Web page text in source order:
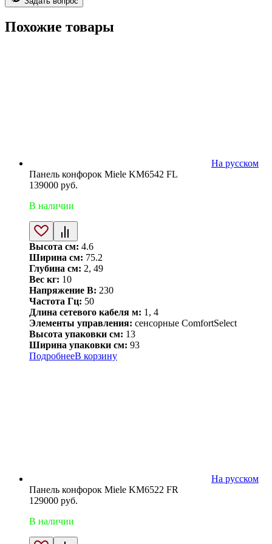
Похожие товары
На русском
Панель конфорок Miele KM6542 FL
139000 руб.
В наличии
Высота см: 4.6
Ширина см: 75.2
Глубина см: 2, 49
Вес кг: 10
Напряжение В: 230
Частота Гц: 50
Длина сетевого кабеля м: 1, 4
Элементы управления: сенсорные ComfortSelect
Высота упаковки см: 13
Ширина упаковки см: 93
ПодробнееВ корзину
На русском
Панель конфорок Miele KM6522 FR
129000 руб.
В наличии